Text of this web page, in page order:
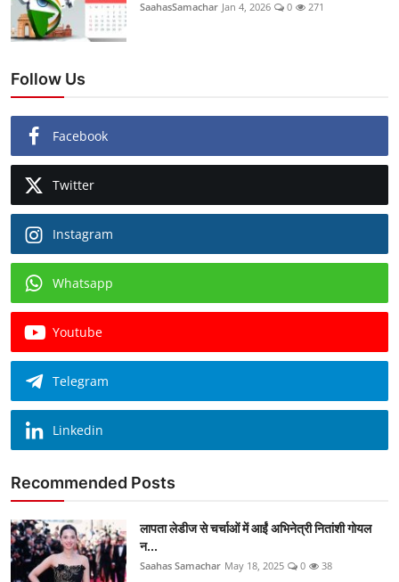
SaahasSamachar Jan 4, 2026 0 271
Follow Us
Facebook
Twitter
Instagram
Whatsapp
Youtube
Telegram
Linkedin
Recommended Posts
लापता लेडीज से चर्चाओं में आईं अभिनेत्री नितांशी गोयल
न...
Saahas Samachar May 18, 2025 0 38